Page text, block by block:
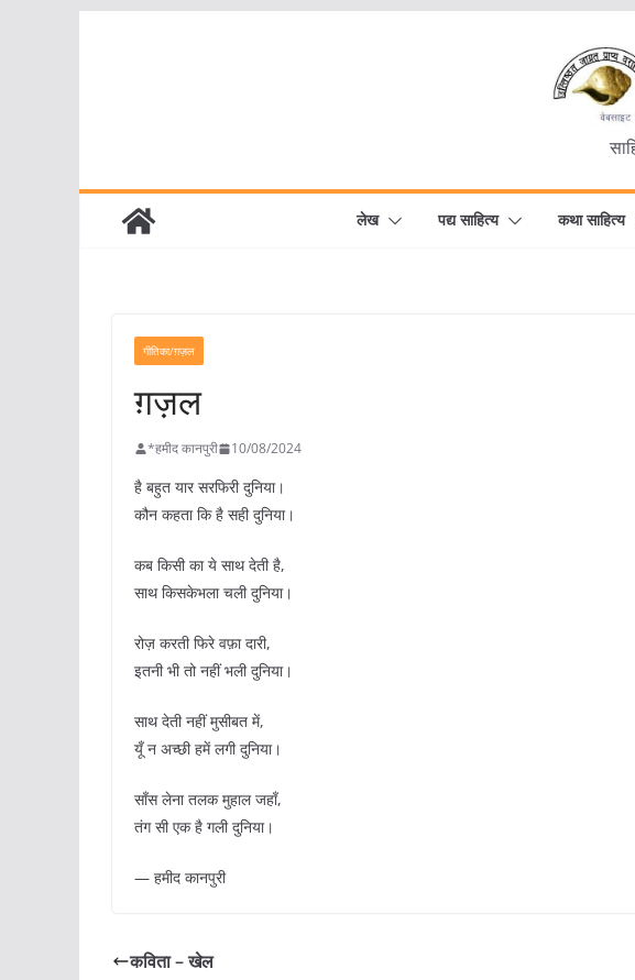
लेख पद्य साहित्य कथा साहित्य
गीतिका/ग़ज़ल
ग़ज़ल
*हमीद कानपुरी 10/08/2024
है बहुत यार सरफिरी दुनिया।
कौन कहता कि है सही दुनिया।
कब किसी का ये साथ देती है,
साथ किसकेभला चली दुनिया।
रोज़ करती फिरे वफ़ा दारी,
इतनी भी तो नहीं भली दुनिया।
साथ देती नहीं मुसीबत में,
यूँ न अच्छी हमें लगी दुनिया।
साँस लेना तलक मुहाल जहाँ,
तंग सी एक है गली दुनिया।
— हमीद कानपुरी
कविता – खेल